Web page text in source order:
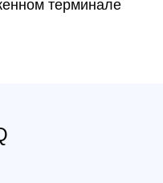
терминале